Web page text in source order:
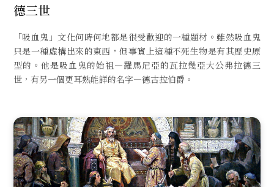
德三世
「吸血鬼」文化何時何地都是很受歡迎的一種題材。雖然吸血鬼
只是一種虛構出來的東西，但事實上這種不死生物是有其歷史原
型的。他是吸血鬼的始祖—羅馬尼亞的瓦拉幾亞大公弗拉德三
世，有另一個更耳熟能詳的名字—德古拉伯爵。